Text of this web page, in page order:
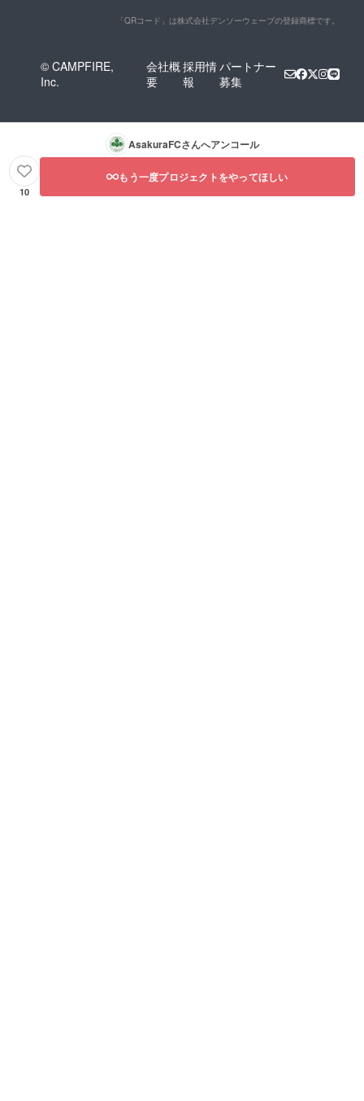
「QRコード」は株式会社デンソーウェーブの登録商標です。
© CAMPFIRE,
Inc.
会社概
要
採用情
報
パートナー
募集
AsakuraFCさんへアンコール
10
もう一度プロジェクトをやってほしい